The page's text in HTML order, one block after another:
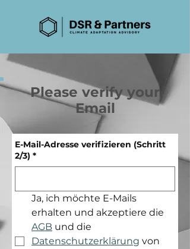
Please verify your
Email
E-Mail-Adresse verifizieren (Schritt
2/3) *
Ja, ich möchte E-Mails
AGB
Datenschutzerklärung von